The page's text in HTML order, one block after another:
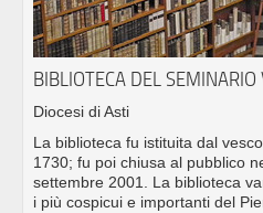
BIBLIOTECA DEL SEMINARIO
Diocesi di Asti
La biblioteca fu istituita dal
1730; fu poi chiusa al pubblico
settembre 2001. La biblioteca
i più cospicui e importanti del